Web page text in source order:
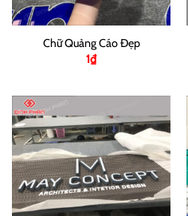
Chữ Quảng Cáo Đẹp
1₫